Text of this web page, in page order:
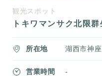
観光スポット
トキワマンサク北限
所在地 湖西市神座
営業時間 -